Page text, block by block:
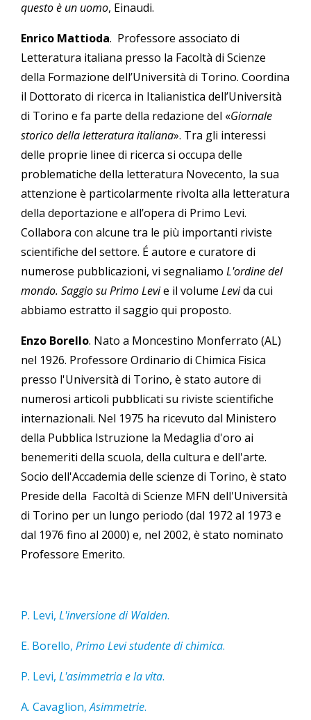
questo è un uomo, Einaudi.
Enrico Mattioda. Professore associato di
Letteratura italiana presso la Facoltà di Scienze
della Formazione dell’Università di Torino. Coordina
il Dottorato di ricerca in Italianistica dell’Università
di Torino e fa parte della redazione del «Giornale
storico della letteratura italiana». Tra gli interessi
delle proprie linee di ricerca si occupa delle
problematiche della letteratura Novecento, la sua
attenzione è particolarmente rivolta alla letteratura
della deportazione e all’opera di Primo Levi.
Collabora con alcune tra le più importanti riviste
scientifiche del settore. É autore e curatore di
numerose pubblicazioni, vi segnaliamo L'ordine del
mondo. Saggio su Primo Levie il volume Levida cui
abbiamo estratto il saggio qui proposto.
Enzo Borello. Nato a Moncestino Monferrato (AL)
nel 1926. Professore Ordinario di Chimica Fisica
presso l'Università di Torino, è stato autore di
numerosi articoli pubblicati su riviste scientifiche
internazionali. Nel 1975 ha ricevuto dal Ministero
della Pubblica Istruzione la Medaglia d'oro ai
benemeriti della scuola, della cultura e dell'arte.
Socio dell'Accademia delle scienze di Torino, è stato
Preside della Facoltà di Scienze MFN dell'Università
di Torino per un lungo periodo (dal 1972 al 1973 e
dal 1976 fino al 2000) e, nel 2002, è stato nominato
Professore Emerito.
P. Levi, L'inversione di Walden.
E. Borello, Primo Levi studente di chimica.
P. Levi, L'asimmetria e la vita.
A. Cavaglion,Asimmetrie.